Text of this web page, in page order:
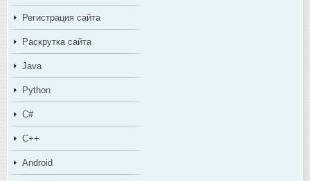
Регистрация сайта
Раскрутка сайта
Java
Python
C#
C++
Android